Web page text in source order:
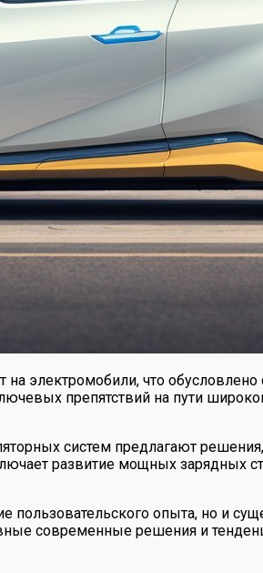
электромобили, что
препятствий на пути
систем предлагают
развитие мощных зарядных
опыта, но и
современные решения и